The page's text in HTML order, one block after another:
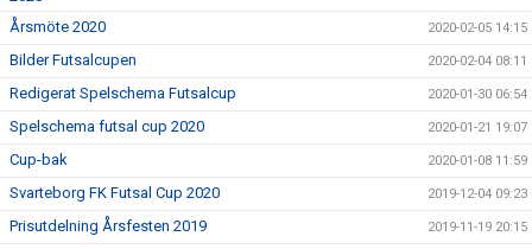
Årsmöte 2020 2020-02-05 14:15
Bilder Futsalcupen 2020-02-04 08:11
Redigerat Spelschema Futsalcup 2020-01-30 06:54
Spelschema futsal cup 2020 2020-01-21 19:07
Cup-bak 2020-01-08 11:59
Svarteborg FK Futsal Cup 2020 2019-12-04 09:23
Prisutdelning Årsfesten 2019 2019-11-19 20:15